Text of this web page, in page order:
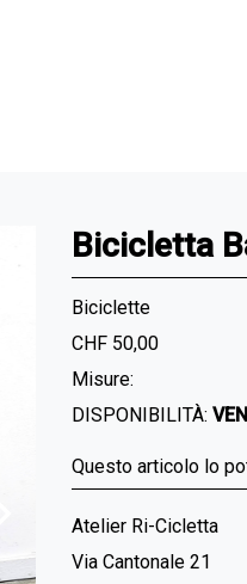
Bicicletta
Biciclette
CHF 50,00
Misure:
DISPONIBILITÀ:
Questo articolo lo
Atelier Ri-Cicletta
Via Cantonale 21